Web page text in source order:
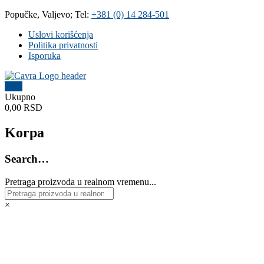
Skip
content
Popučke, Valjevo; Tel: +381 (0) 14 284-501
Uslovi korišćenja
Politika privatnosti
Isporuka
Čavra
..::
ruke
ponuda
vodovodnih
i
Ukupno
0,00 RSD
Korpa
Search…
Pretraga proizvoda u realnom vremenu...
×